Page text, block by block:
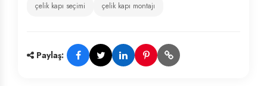
çelik kapı seçimi
çelik kapı montajı
Paylaş: